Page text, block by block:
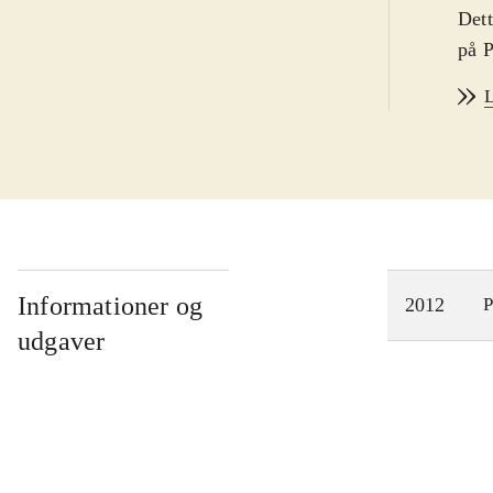
på
spil
Informationer og
udgaver
2012